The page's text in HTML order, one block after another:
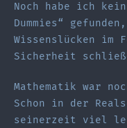
Noch habe ich
Dummies“
Wissenslücken im
Sicherheit
Mathematik war
Schon in der
seinerzeit viel